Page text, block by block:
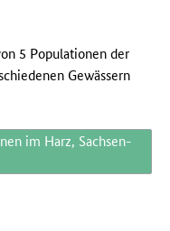
5 Populationen der
Gewässern
im Harz, Sachsen-